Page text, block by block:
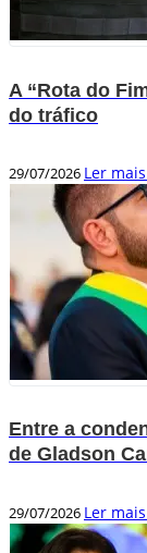
A “Rota do
do tráfico
29/07/2026 Ler
Entre a
de Gladson
29/07/2026 Ler